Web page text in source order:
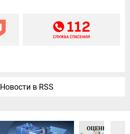
Новости в RSS